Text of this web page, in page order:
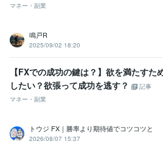
マネー・副業
鳴戸R
2025/09/02 18:20
【FXでの成功の鍵は？】欲を満たすた
したい？欲張って成功を逃す？
記事
マネー・副業
トウジ FX｜勝率より期待値でコツコツと
2026/08/07 15:37